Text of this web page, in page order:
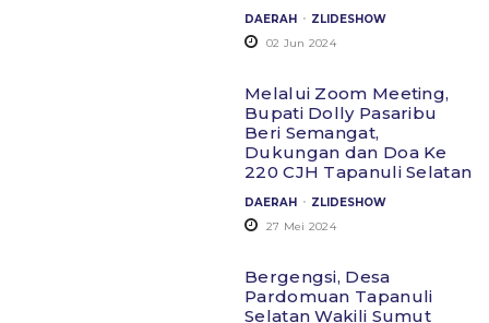
DAERAH . ZLIDESHOW
02 Jun 2024
Melalui Zoom Meeting,
Bupati Dolly Pasaribu
Beri Semangat,
Dukungan dan Doa Ke
220 CJH Tapanuli Selatan
DAERAH . ZLIDESHOW
27 Mei 2024
Bergengsi, Desa
Pardomuan Tapanuli
Selatan Wakili Sumut